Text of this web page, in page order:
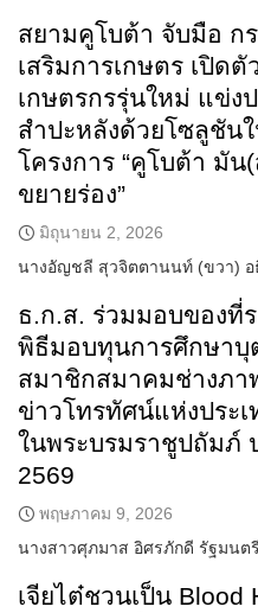
สยามคูโบต้า จับมือ ก
เสริมการเกษตร เปิดตั
เกษตรกรรุ่นใหม่ แข่ง
สำปะหลังด้วยโซลูชัน
โครงการ “คูโบต้า มัน
ขยายร่อง”
มิถุนายน 2, 2026
นางอัญชลี สุวจิตตานนท์ (ขวา) อ
ธ.ก.ส. ร่วมมอบของที่
พิธีมอบทุนการศึกษาบุ
สมาชิกสมาคมช่างภา
ข่าวโทรทัศน์แห่งประเ
ในพระบรมราชูปถัมภ์
2569
พฤษภาคม 9, 2026
นางสาวศุภมาส อิศรภักดี รัฐมน
เจียไต๋ชวนเป็น Blood